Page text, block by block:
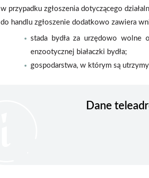
w przypadku zgłoszenia dotyczącego
do handlu zgłoszenie dodatkowo zawiera
stada bydła za urzędowo
enzootycznej białaczki bydła;
gospodarstwa, w którym są
Dane